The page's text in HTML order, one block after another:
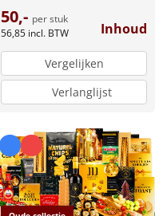
50,- per stuk
56,85 incl. BTW Inhoud
Vergelijken
Verlanglijst